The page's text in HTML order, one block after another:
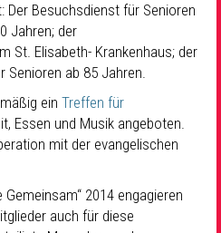
Der Besuchsdienst für Senioren
Jahren; der
St. Elisabeth- Krankenhaus; der
Senioren ab 85 Jahren.
ein Treffen für
Essen und Musik angeboten.
mit der evangelischen
2014 engagieren
auch für diese